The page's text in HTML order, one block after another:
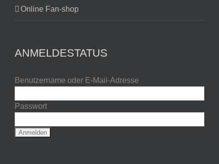
Online Fan-shop
ANMELDESTATUS
Benutzername oder E-Mail-Adresse
Passwort